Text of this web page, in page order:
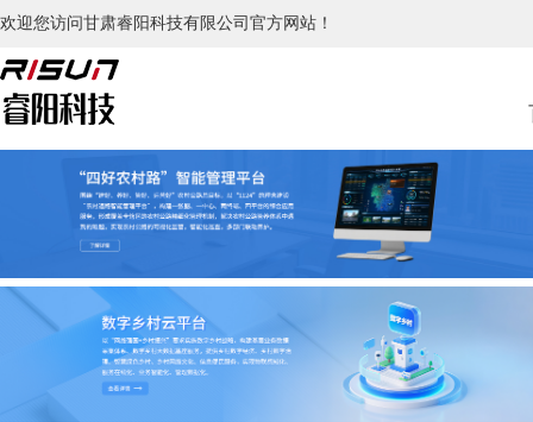
欢迎您访问甘肃睿阳科技有限公司官方网站！